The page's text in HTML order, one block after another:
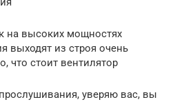
на высоких мощностях
выходят из строя очень
что стоит вентилятор
уверяю вас, вы